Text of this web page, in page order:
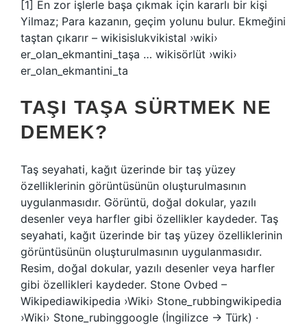
[1] En zor işlerle başa çıkmak için kararlı bir kişi
Yilmaz; Para kazanın, geçim yolunu bulur. Ekmeğini
taştan çıkarır – wikisislukvikistal ›wiki›
er_olan_ekmantini_taşa … wikisörlüt ›wiki›
er_olan_ekmantini_ta
TAŞI TAŞA SÜRTMEK NE
DEMEK?
Taş seyahati, kağıt üzerinde bir taş yüzey
özelliklerinin görüntüsünün oluşturulmasının
uygulanmasıdır. Görüntü, doğal dokular, yazılı
desenler veya harfler gibi özellikler kaydeder. Taş
seyahati, kağıt üzerinde bir taş yüzey özelliklerinin
görüntüsünün oluşturulmasının uygulanmasıdır.
Resim, doğal dokular, yazılı desenler veya harfler
gibi özellikleri kaydeder. Stone Ovbed –
Wikipediawikipedia ›Wiki› Stone_rubbingwikipedia
›Wiki› Stone_rubinggoogle (İngilizce → Türk) ·